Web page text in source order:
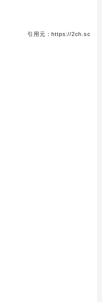
引用元：https://2ch.sc